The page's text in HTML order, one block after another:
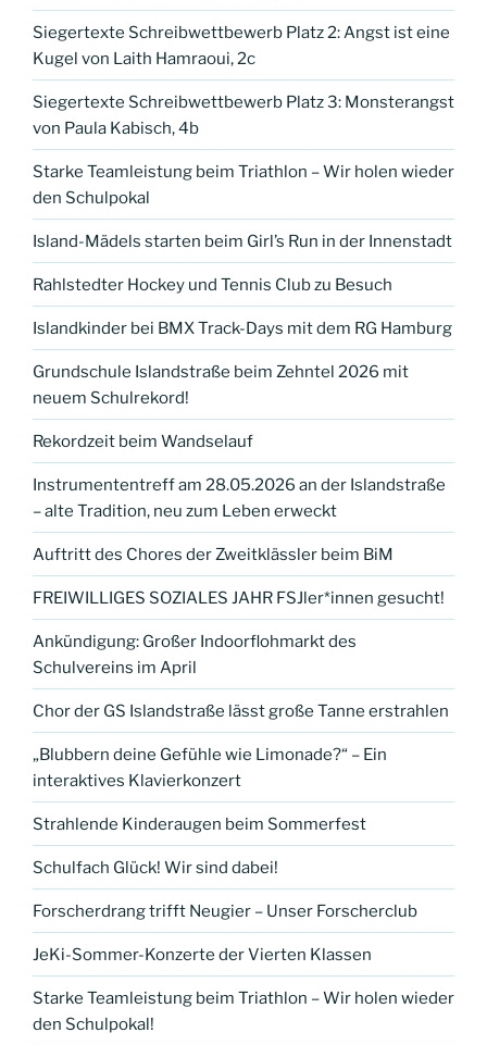
Siegertexte Schreibwettbewerb Platz 2: Angst ist eine
Kugel von Laith Hamraoui, 2c
Siegertexte Schreibwettbewerb Platz 3: Monsterangst
von Paula Kabisch, 4b
Starke Teamleistung beim Triathlon – Wir holen wieder
den Schulpokal
Island-Mädels starten beim Girl’s Run in der Innenstadt
Rahlstedter Hockey und Tennis Club zu Besuch
Islandkinder bei BMX Track-Days mit dem RG Hamburg
Grundschule Islandstraße beim Zehntel 2026 mit
neuem Schulrekord!
Rekordzeit beim Wandselauf
Instrumententreff am 28.05.2026 an der Islandstraße
– alte Tradition, neu zum Leben erweckt
Auftritt des Chores der Zweitklässler beim BiM
FREIWILLIGES SOZIALES JAHR FSJler*innen gesucht!
Ankündigung: Großer Indoorflohmarkt des
Schulvereins im April
Chor der GS Islandstraße lässt große Tanne erstrahlen
„Blubbern deine Gefühle wie Limonade?“ – Ein
interaktives Klavierkonzert
Strahlende Kinderaugen beim Sommerfest
Schulfach Glück! Wir sind dabei!
Forscherdrang trifft Neugier – Unser Forscherclub
JeKi-Sommer-Konzerte der Vierten Klassen
Starke Teamleistung beim Triathlon – Wir holen wieder
den Schulpokal!